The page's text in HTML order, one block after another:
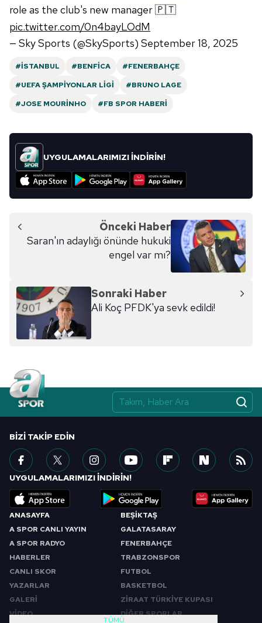
role as the club's new manager 🇵🇹
pic.twitter.com/0n4bayLOdM
— Sky Sports (@SkySports) September 18, 2025
#İSTANBUL #BENFICA
#FENERBAHÇE
#UEFA ŞAMPIYONLAR LIGI
#BRUNO LAGE
#JOSE MOURINHO
#FB SPOR HABERI
UYGULAMALARIMIZI İNDİRİN!
Önceki Haber
Saran'ın adaylığı önünde hukuki
engel var mı?
Sonraki Haber
Ali Koç PFDK'ya sevk edildi!
ANASAYFA
A SPOR CANLI YAYIN
A SPOR RADYO
HABERLER
CANLI SKOR
YAZARLAR
GALERİ
VİDEO
BEŞİKTAŞ
GALATASARAY
FENERBAHÇE
TRABZONSPOR
FUTBOL
BASKETBOL
ZİRAAT TÜRKİYE KUPASI
DİĞER SPORLAR
TÜMÜ
BIZI TAKIP EDIN
UYGULAMALARIMIZI İNDİRİN!